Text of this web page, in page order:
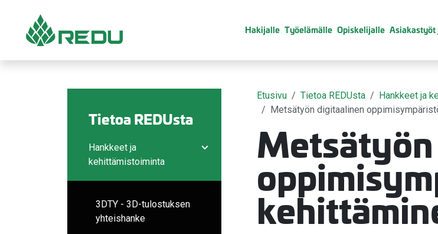
Hakijalle Työelämälle Opiskelijalle
Tietoa REDUsta
Avaa/sulje alavalikko
Hankkeet ja
kehittämistoiminta
3DTY - 3D-tulostuksen
yhteishanke
Etusivu Tietoa REDUsta
Hankkeet ja
Metsätyön digitaalinen